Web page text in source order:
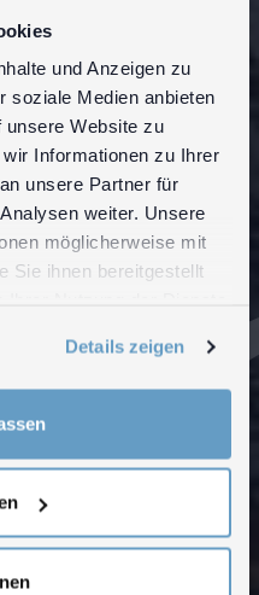
und Anzeigen zu
soziale Medien anbieten
unsere Website zu
Informationen zu Ihrer
unsere Partner für
weiter. Unsere
möglicherweise mit
Sie ihnen bereitgestellt
Details zeigen